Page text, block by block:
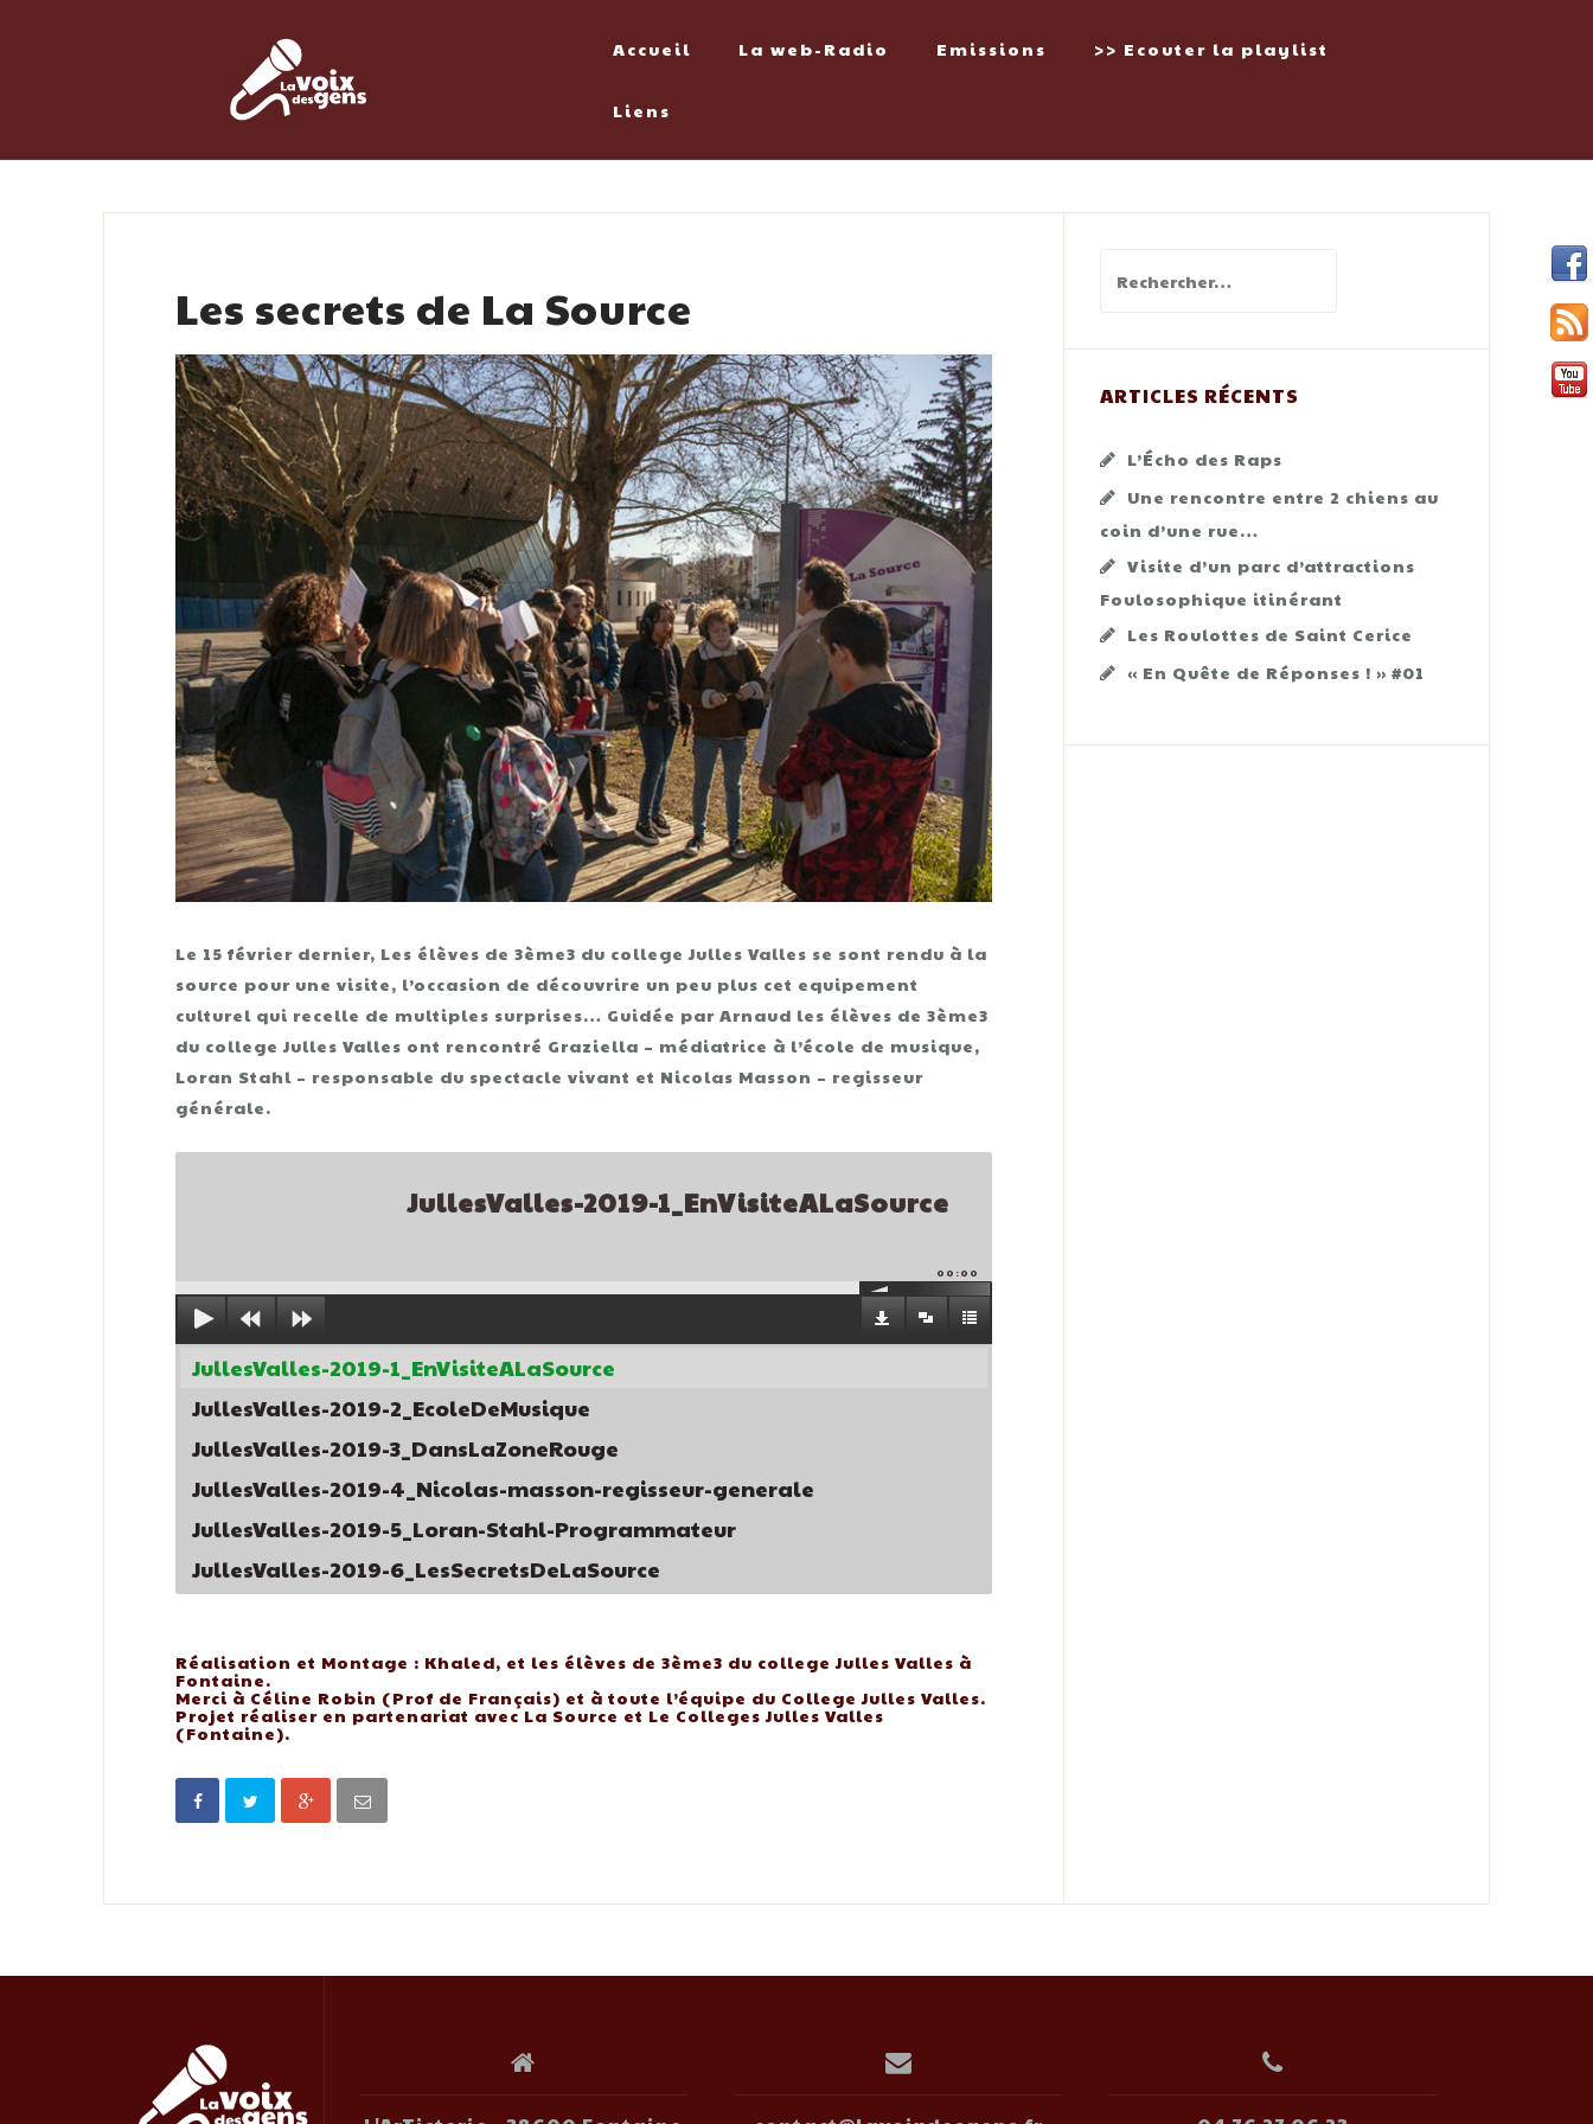
Accueil La web-Radio Emissions >> Ecouter la playlist
Liens
Les secrets de La Source
Le 15 février dernier, Les élèves de 3ème3 du college Julles Valles se sont rendu à la
source pour une visite, l’occasion de découvrire un peu plus cet equipement
culturel qui recelle de multiples surprises… Guidée par Arnaud les élèves de 3ème3
du college Julles Valles ont rencontré Graziella – médiatrice à l’école de musique,
Loran Stahl – responsable du spectacle vivant et Nicolas Masson – regisseur
générale.
JullesValles-2019-1_EnVisiteALaSource
00:00
JullesValles-2019-1_EnVisiteALaSource
JullesValles-2019-2_EcoleDeMusique
JullesValles-2019-3_DansLaZoneRouge
JullesValles-2019-4_Nicolas-masson-regisseur-generale
JullesValles-2019-5_Loran-Stahl-Programmateur
JullesValles-2019-6_LesSecretsDeLaSource
Réalisation et Montage : Khaled, et les élèves de 3ème3 du college Julles Valles à
Fontaine.
Merci à Céline Robin (Prof de Français) et à toute l’équipe du College Julles Valles.
Projet réaliser en partenariat avec La Source et Le Colleges Julles Valles
(Fontaine).
ARTICLES RÉCENTS
L’Écho des Raps
Une rencontre entre 2 chiens au
coin d’une rue…
Visite d’un parc d’attractions
Foulosophique itinérant
Les Roulottes de Saint Cerice
« En Quête de Réponses ! » #01